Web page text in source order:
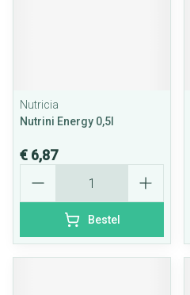
Nutricia
Nutrini Energy 0,5l
€ 6,87
Bestel